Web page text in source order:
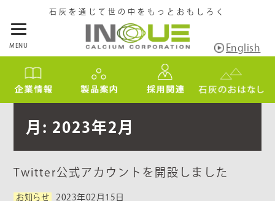
石灰を通じて世の中をもっとおもしろく
English
MENU
月: 2023年2月
Twitter公式アカウントを開設しました
お知らせ 2023年02月15日